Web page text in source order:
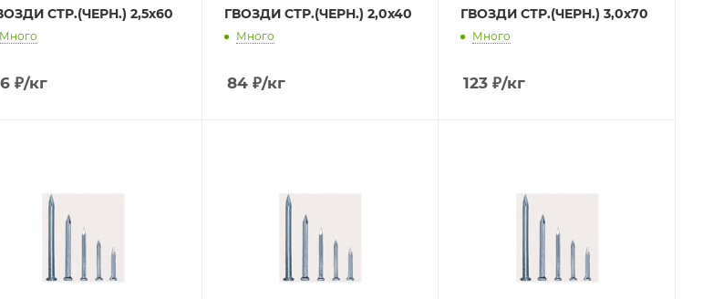
СТР.(ЧЕРН.) 2,5х60
Много
₽/кг
ГВОЗДИ СТР.(ЧЕРН.) 2,0х40
Много
84₽/кг
ГВОЗДИ СТР.(ЧЕРН.) 3,0х70
Много
123 ₽/кг